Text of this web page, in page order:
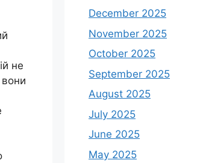
не
December 2025
November 2025
October 2025
September 2025
August 2025
July 2025
June 2025
May 2025